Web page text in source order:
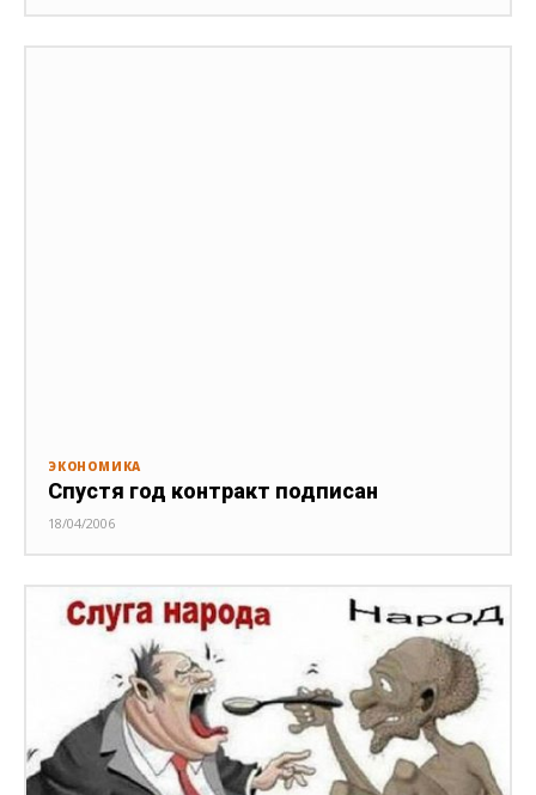
ЭКОНОМИКА
Спустя год контракт подписан
18/04/2006